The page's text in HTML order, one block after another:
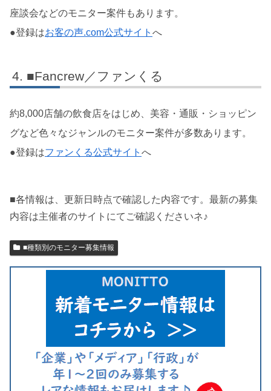
座談会などのモニター案件もあります。
●登録はお客の声.com公式サイト へ
■Fancrew／ファンくる
約8,000店舗の飲食店をはじめ、美容・通販・ショッピン
グなど色々なジャンルのモニター案件が多数あります。
●登録はファンくる公式サイト へ
■各情報は、更新日時点で確認した内容です。最新の募集
内容は主催者のサイトにてご確認くださいネ♪
■種類別のモニター募集情報